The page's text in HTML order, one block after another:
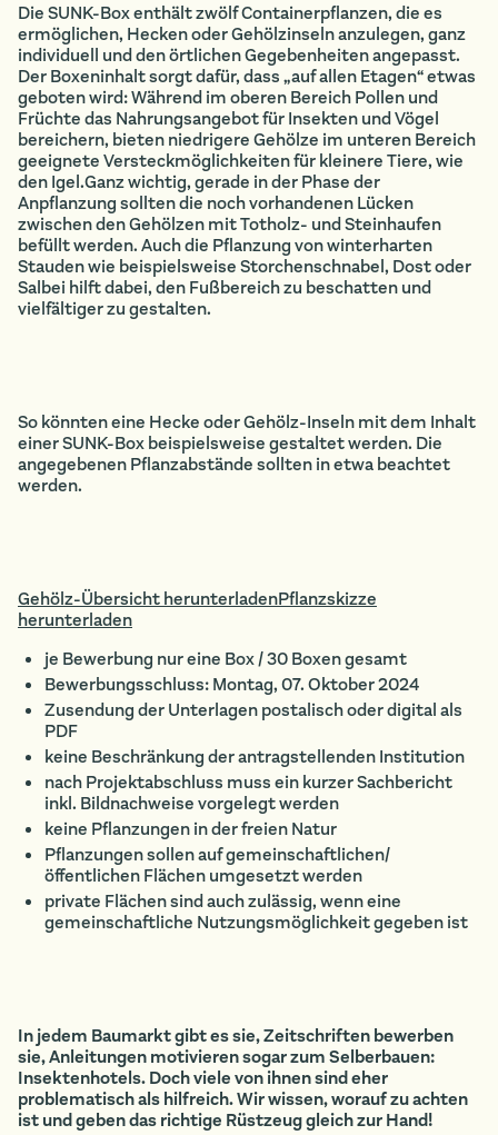
Die SUNK-Box enthält zwölf Containerpflanzen, die es
ermöglichen, Hecken oder Gehölzinseln anzulegen, ganz
individuell und den örtlichen Gegebenheiten angepasst.
Der Boxeninhalt sorgt dafür, dass „auf allen Etagen“ etwas
geboten wird: Während im oberen Bereich Pollen und
Früchte das Nahrungsangebot für Insekten und Vögel
bereichern, bieten niedrigere Gehölze im unteren Bereich
geeignete Versteckmöglichkeiten für kleinere Tiere, wie
den Igel.Ganz wichtig, gerade in der Phase der
Anpflanzung sollten die noch vorhandenen Lücken
zwischen den Gehölzen mit Totholz- und Steinhaufen
befüllt werden. Auch die Pflanzung von winterharten
Stauden wie beispielsweise Storchenschnabel, Dost oder
Salbei hilft dabei, den Fußbereich zu beschatten und
vielfältiger zu gestalten.
So könnten eine Hecke oder Gehölz-Inseln mit dem Inhalt
einer SUNK-Box beispielsweise gestaltet werden. Die
angegebenen Pflanzabstände sollten in etwa beachtet
werden.
Gehölz-Übersicht herunterladenPflanzskizze
herunterladen
je Bewerbung nur eine Box / 30 Boxen gesamt
Bewerbungsschluss: Montag, 07. Oktober 2024
Zusendung der Unterlagen postalisch oder digital als
PDF
keine Beschränkung der antragstellenden Institution
nach Projektabschluss muss ein kurzer Sachbericht
inkl. Bildnachweise vorgelegt werden
keine Pflanzungen in der freien Natur
Pflanzungen sollen auf gemeinschaftlichen/
öffentlichen Flächen umgesetzt werden
private Flächen sind auch zulässig, wenn eine
gemeinschaftliche Nutzungsmöglichkeit gegeben ist
In jedem Baumarkt gibt es sie, Zeitschriften bewerben
sie, Anleitungen motivieren sogar zum Selberbauen:
Insektenhotels. Doch viele von ihnen sind eher
problematisch als hilfreich. Wir wissen, worauf zu achten
ist und geben das richtige Rüstzeug gleich zur Hand!